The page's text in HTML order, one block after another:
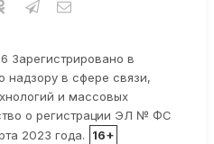
Зарегистрировано в
надзору в сфере связи,
и массовых
о регистрации ЭЛ № ФС
2023 года.
16+